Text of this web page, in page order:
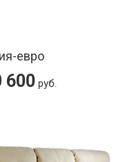
евро
600 руб.